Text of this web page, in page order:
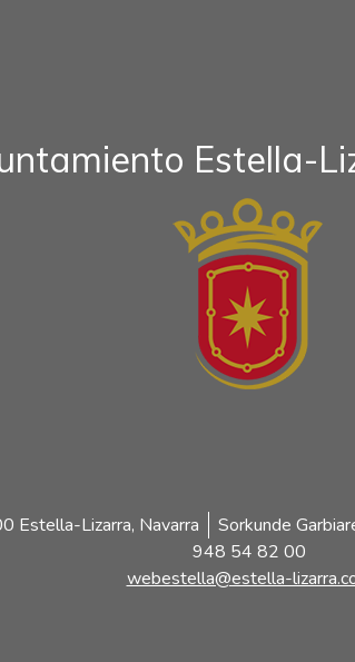
Estella-
Estella-Lizarra, Navarra
Sorkunde
948 54 82 00
webestella@estella-